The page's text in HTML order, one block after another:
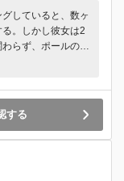
していると、数ヶ
。しかし彼女は2
らず、ポールのこ
い彼女の身に何が
する